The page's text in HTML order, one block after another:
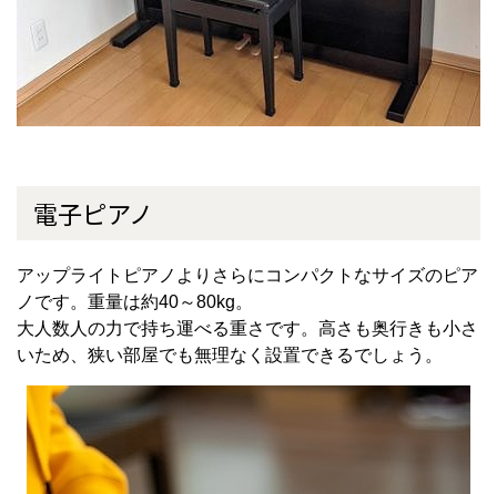
電子ピアノ
アップライトピアノよりさらにコンパクトなサイズのピア
ノです。重量は約40～80kg。
大人数人の力で持ち運べる重さです。高さも奥行きも小さ
いため、狭い部屋でも無理なく設置できるでしょう。